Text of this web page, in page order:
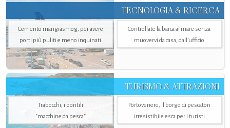
TECNOLOGIA & RICERCA
Cemento mangiasmog, per avere
porti più puliti e meno inquinati
Controllate la barca al mare senza
muovervi da casa, dall’ufficio
TURISMO & ATTRAZIONI
Trabocchi, i pontili
"macchine da pesca"
Portovenere, il borgo di pescatori
irresistibile esca per i turisti